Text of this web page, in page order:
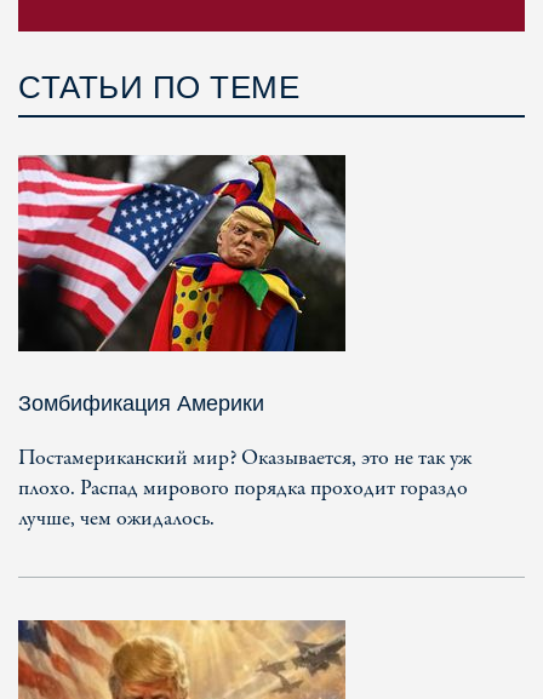
СТАТЬИ ПО ТЕМЕ
Зомбификация Америки
Постамериканский мир? Оказывается, это не так уж
плохо. Распад мирового порядка проходит гораздо
лучше, чем ожидалось.